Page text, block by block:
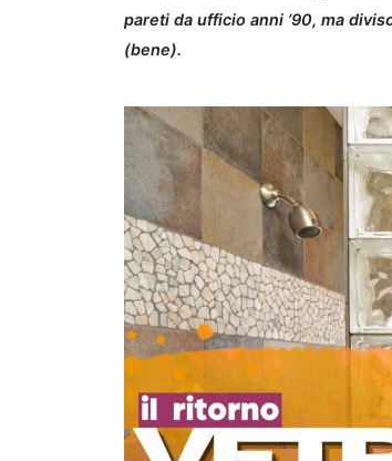
pareti da ufficio anni ’90, ma
(bene).